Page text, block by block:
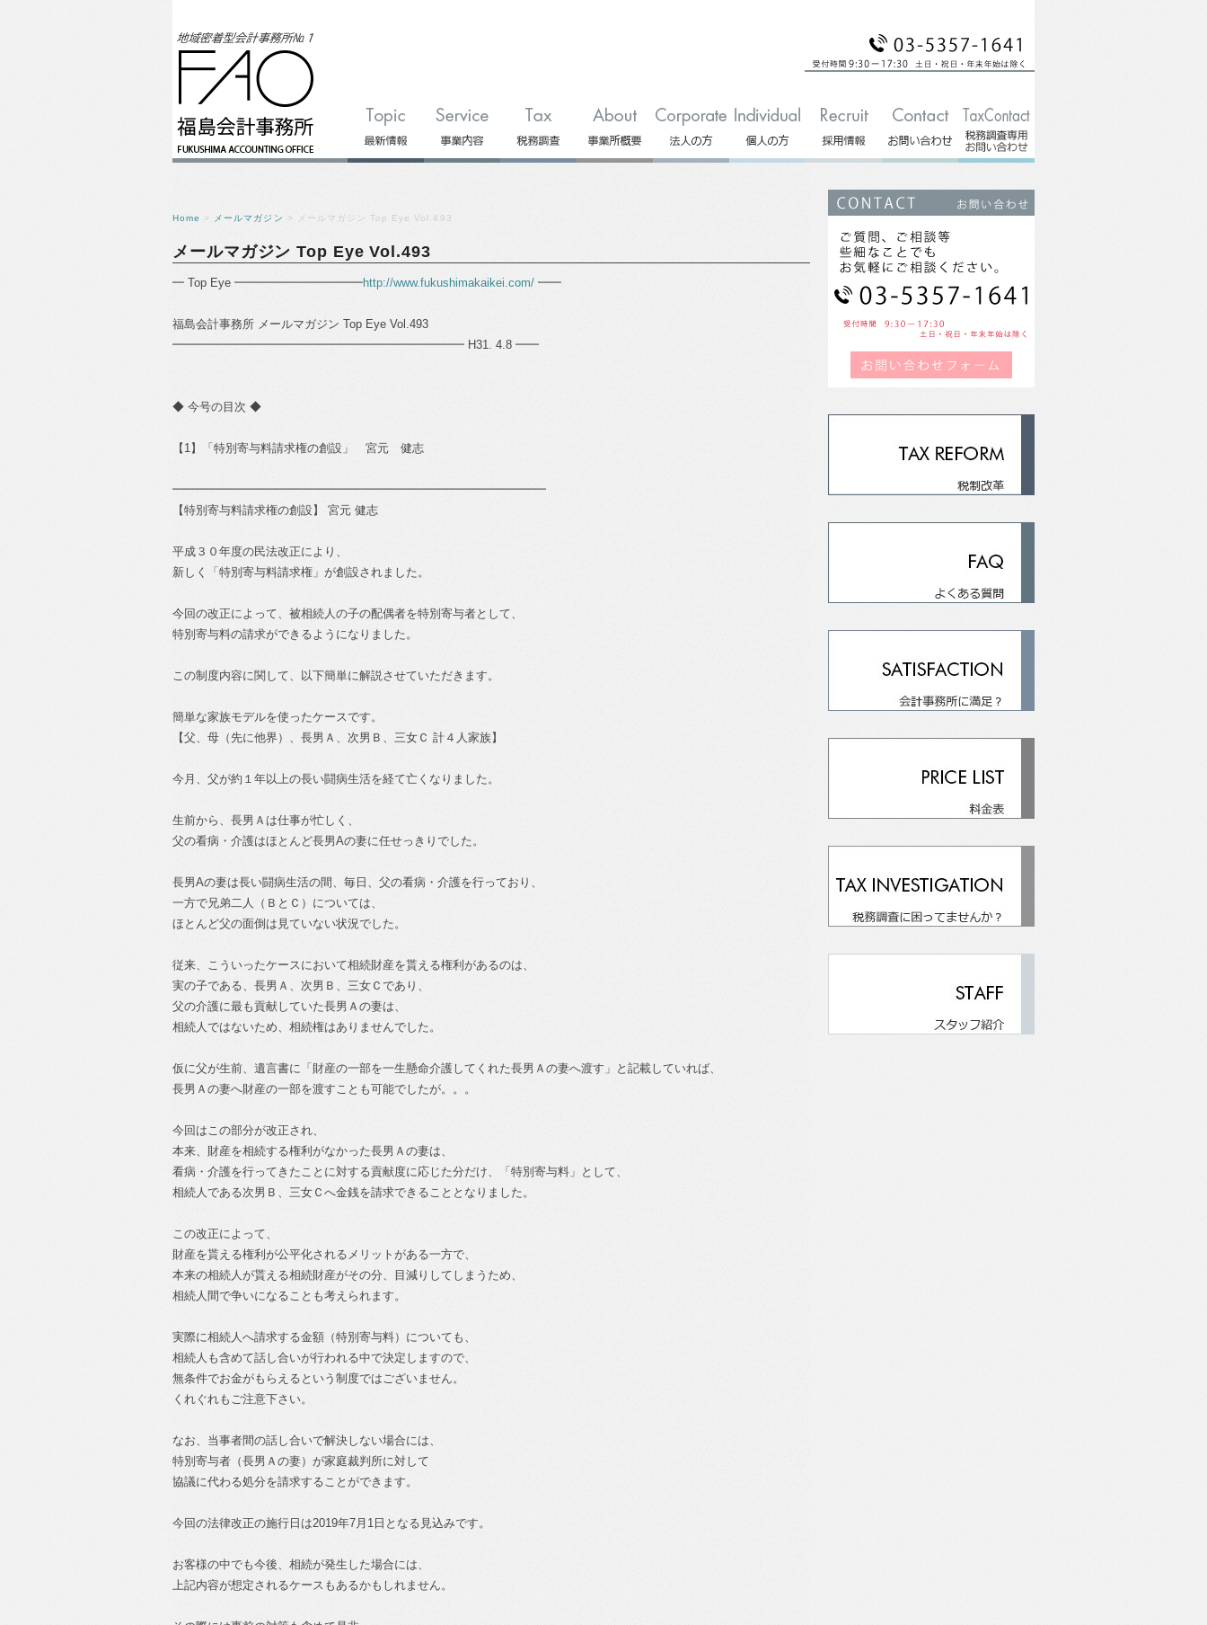
Home > メールマガジン > メールマガジン Top Eye Vol.493
メールマガジン Top Eye Vol.493
━ Top Eye ━━━━━━━━━━━http://www.fukushimakaikei.com/ ━━
福島会計事務所 メールマガジン Top Eye Vol.493
━━━━━━━━━━━━━━━━━━━━━━━━━ H31. 4.8 ━━
◆ 今号の目次 ◆
【1】「特別寄与料請求権の創設」 宮元 健志
━━━━━━━━━━━━━━━━━━━━━━━━━━━━━━━━
【特別寄与料請求権の創設】 宮元 健志
平成３０年度の民法改正により、
新しく「特別寄与料請求権」が創設されました。
今回の改正によって、被相続人の子の配偶者を特別寄与者として、
特別寄与料の請求ができるようになりました。
この制度内容に関して、以下簡単に解説させていただきます。
簡単な家族モデルを使ったケースです。
【父、母（先に他界）、長男Ａ、次男Ｂ、三女Ｃ 計４人家族】
今月、父が約１年以上の長い闘病生活を経て亡くなりました。
生前から、長男Ａは仕事が忙しく、
父の看病・介護はほとんど長男Aの妻に任せっきりでした。
長男Aの妻は長い闘病生活の間、毎日、父の看病・介護を行っており、
一方で兄弟二人（ＢとＣ）については、
ほとんど父の面倒は見ていない状況でした。
従来、こういったケースにおいて相続財産を貰える権利があるのは、
実の子である、長男Ａ、次男Ｂ、三女Ｃであり、
父の介護に最も貢献していた長男Ａの妻は、
相続人ではないため、相続権はありませんでした。
仮に父が生前、遺言書に「財産の一部を一生懸命介護してくれた長男Ａの妻へ渡す」と記載していれば、
長男Ａの妻へ財産の一部を渡すことも可能でしたが。。。
今回はこの部分が改正され、
本来、財産を相続する権利がなかった長男Ａの妻は、
看病・介護を行ってきたことに対する貢献度に応じた分だけ、「特別寄与料」として、
相続人である次男Ｂ、三女Ｃへ金銭を請求できることとなりました。
この改正によって、
財産を貰える権利が公平化されるメリットがある一方で、
本来の相続人が貰える相続財産がその分、目減りしてしまうため、
相続人間で争いになることも考えられます。
実際に相続人へ請求する金額（特別寄与料）についても、
相続人も含めて話し合いが行われる中で決定しますので、
無条件でお金がもらえるという制度ではございません。
くれぐれもご注意下さい。
なお、当事者間の話し合いで解決しない場合には、
特別寄与者（長男Ａの妻）が家庭裁判所に対して
協議に代わる処分を請求することができます。
今回の法律改正の施行日は2019年7月1日となる見込みです。
お客様の中でも今後、相続が発生した場合には、
上記内容が想定されるケースもあるかもしれません。